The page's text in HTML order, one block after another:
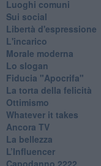
Luoghi comuni
Sui social
Libertà d'espressione
L'incarico
Morale moderna
Lo slogan
Fiducia "Apocrifa"
La torta della felicità
Ottimismo
Whatever it takes
Ancora TV
La bellezza
L’Influencer
​Capodanno 2222